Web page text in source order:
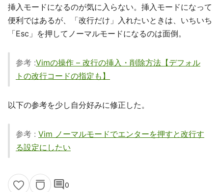
挿入モードになるのが気に入らない。挿入モードになって
便利ではあるが、「改行だけ」入れたいときは、いちいち
「Esc」を押してノーマルモードになるのは面倒。
参考 :Vimの操作 – 改行の挿入・削除方法【デフォル
トの改行コードの指定も】
以下の参考を少し自分好みに修正した。
参考 : Vim ノーマルモードでエンターを押すと改行す
る設定にしたい
comment0